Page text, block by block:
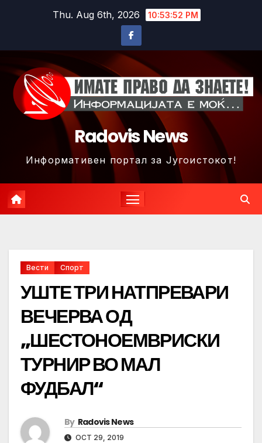
Thu. Aug 6th, 2026 10:53:55 PM
Radovis News
Информативен портал за Југоистокот!
Вести Спорт
УШТЕ ТРИ НАТПРЕВАРИ
ВЕЧЕРВА ОД
„ШЕСТОНОЕМВРИСКИ
ТУРНИР ВО МАЛ
ФУДБАЛ“
By Radovis News
OCT 29, 2019